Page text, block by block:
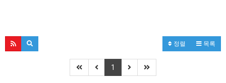
정렬 목록
1